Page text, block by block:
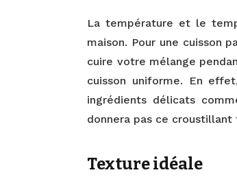
La température et le
maison. Pour une cuisson
cuire votre mélange
cuisson uniforme. En
ingrédients délicats
donnera pas ce croustillant
Texture idéale